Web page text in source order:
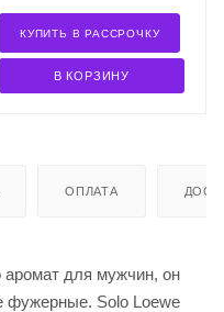
В КОРЗИНУ
КУПИТЬ В РАССРОЧКУ
ОПЛАТА
для мужчин, он
фужерные. Solo Loewe